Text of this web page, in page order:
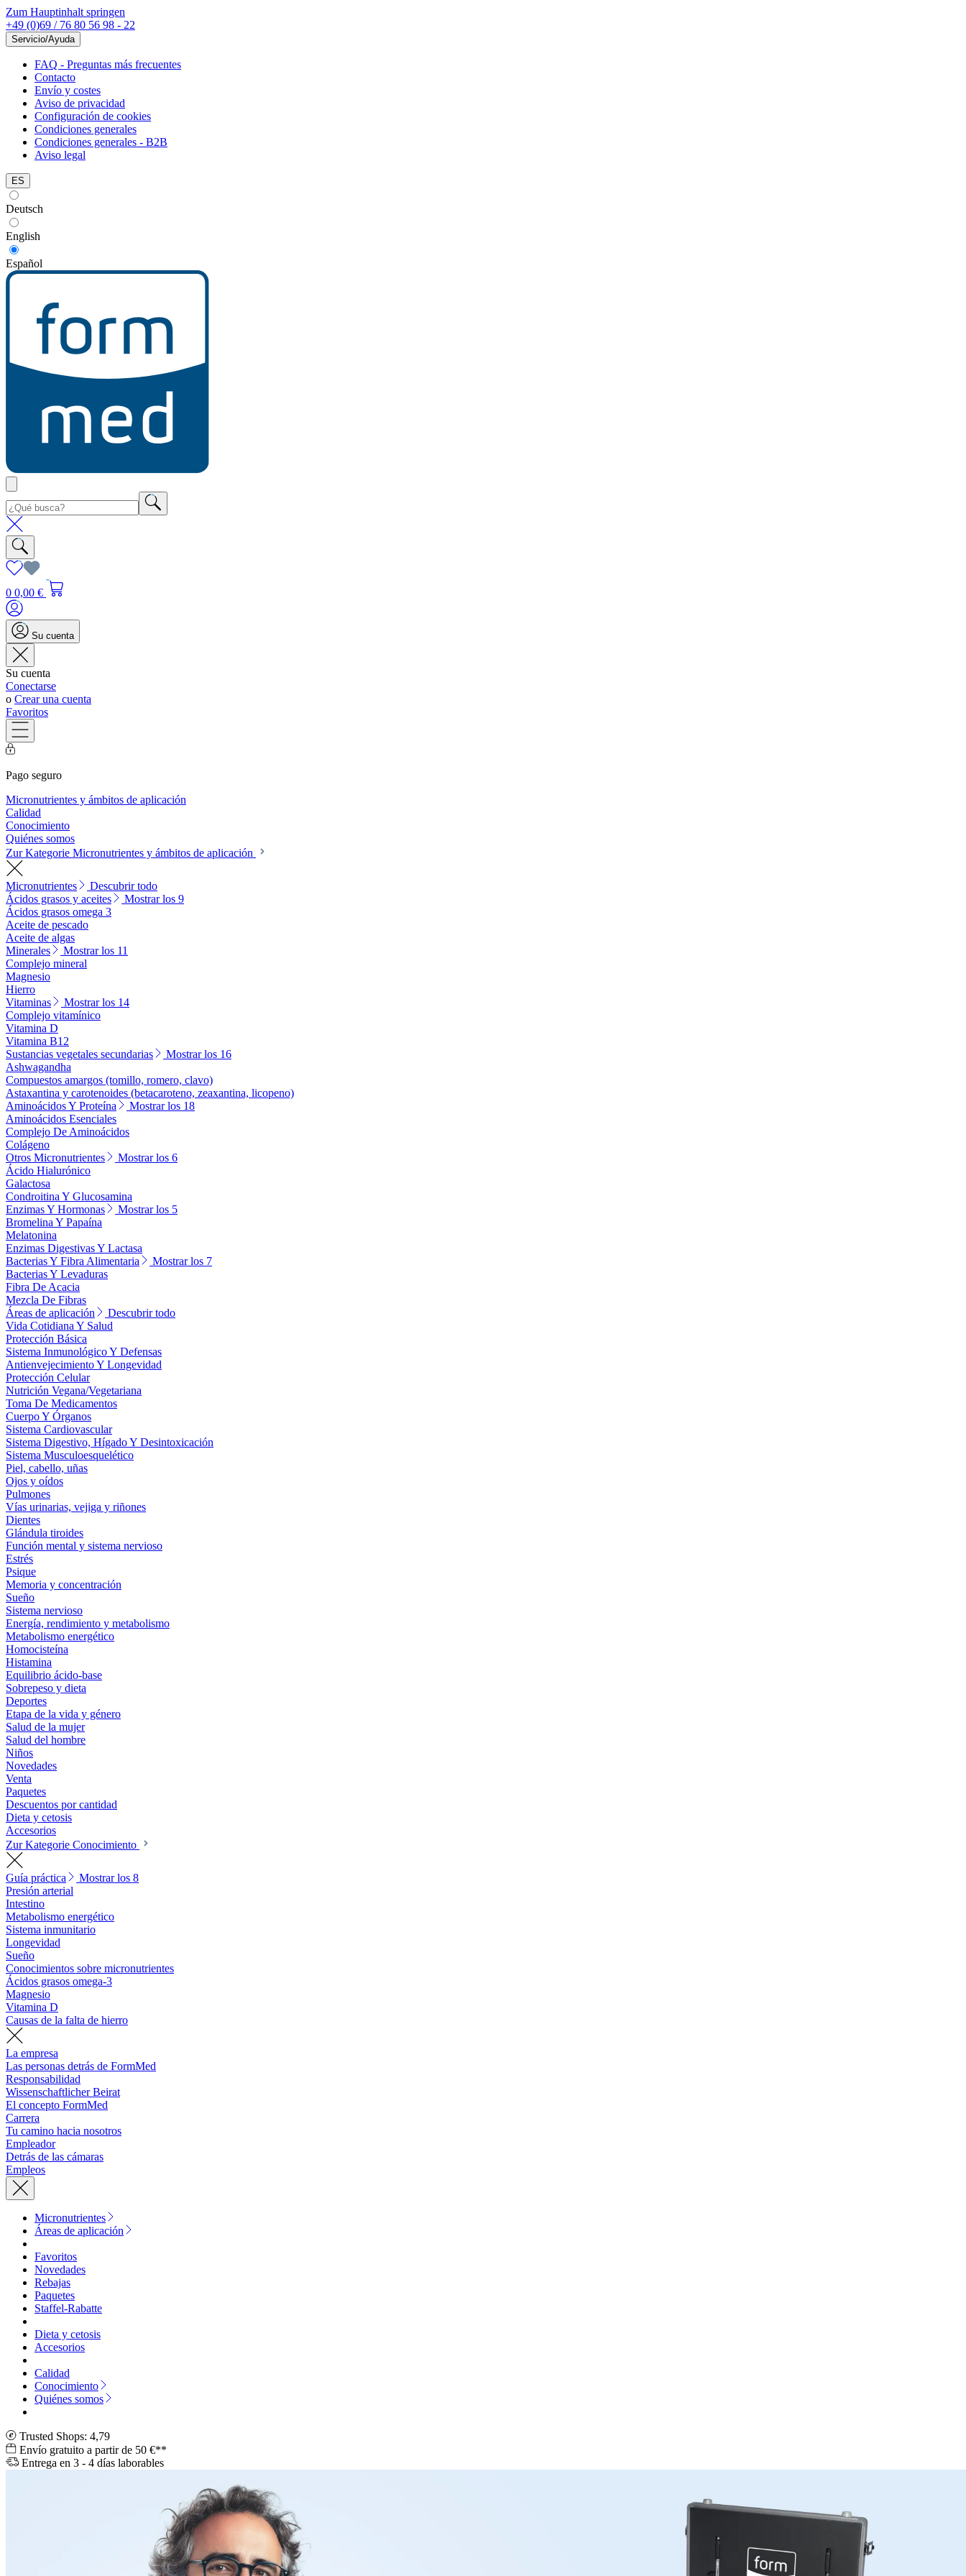
Zum Hauptinhalt springen
+49 (0)69 / 76 80 56 98 - 22
Servicio/Ayuda
FAQ - Preguntas más frecuentes
Contacto
Envío y costes
Aviso de privacidad
Configuración de cookies
Condiciones generales
Condiciones generales - B2B
Aviso legal
ES
Deutsch
English
Español
0 0,00 €
Su cuenta
Su cuenta
Conectarse
o Crear una cuenta
Favoritos
Pago seguro
Micronutrientes y ámbitos de aplicación
Calidad
Conocimiento
Quiénes somos
Zur Kategorie Micronutrientes y ámbitos de aplicación
Micronutrientes
Descubrir todo
Ácidos grasos y aceites
Mostrar los 9
Ácidos grasos omega 3
Aceite de pescado
Aceite de algas
Minerales
Mostrar los 11
Complejo mineral
Magnesio
Hierro
Vitaminas
Mostrar los 14
Complejo vitamínico
Vitamina D
Vitamina B12
Sustancias vegetales secundarias
Mostrar los 16
Ashwagandha
Compuestos amargos (tomillo, romero, clavo)
Astaxantina y carotenoides (betacaroteno, zeaxantina, licopeno)
Aminoácidos Y Proteína
Mostrar los 18
Aminoácidos Esenciales
Complejo De Aminoácidos
Colágeno
Otros Micronutrientes
Mostrar los 6
Ácido Hialurónico
Galactosa
Condroitina Y Glucosamina
Enzimas Y Hormonas
Mostrar los 5
Bromelina Y Papaína
Melatonina
Enzimas Digestivas Y Lactasa
Bacterias Y Fibra Alimentaria
Mostrar los 7
Bacterias Y Levaduras
Fibra De Acacia
Mezcla De Fibras
Áreas de aplicación
Descubrir todo
Vida Cotidiana Y Salud
Protección Básica
Sistema Inmunológico Y Defensas
Antienvejecimiento Y Longevidad
Protección Celular
Nutrición Vegana/Vegetariana
Toma De Medicamentos
Cuerpo Y Órganos
Sistema Cardiovascular
Sistema Digestivo, Hígado Y Desintoxicación
Sistema Musculoesquelético
Piel, cabello, uñas
Ojos y oídos
Pulmones
Vías urinarias, vejiga y riñones
Dientes
Glándula tiroides
Función mental y sistema nervioso
Estrés
Psique
Memoria y concentración
Sueño
Sistema nervioso
Energía, rendimiento y metabolismo
Metabolismo energético
Homocisteína
Histamina
Equilibrio ácido-base
Sobrepeso y dieta
Deportes
Etapa de la vida y género
Salud de la mujer
Salud del hombre
Niños
Novedades
Venta
Paquetes
Descuentos por cantidad
Dieta y cetosis
Accesorios
Zur Kategorie Conocimiento
Guía práctica
Mostrar los 8
Presión arterial
Intestino
Metabolismo energético
Sistema inmunitario
Longevidad
Sueño
Conocimientos sobre micronutrientes
Ácidos grasos omega-3
Magnesio
Vitamina D
Causas de la falta de hierro
La empresa
Las personas detrás de FormMed
Responsabilidad
Wissenschaftlicher Beirat
El concepto FormMed
Carrera
Tu camino hacia nosotros
Empleador
Detrás de las cámaras
Empleos
Micronutrientes
Áreas de aplicación
Favoritos
Novedades
Rebajas
Paquetes
Staffel-Rabatte
Dieta y cetosis
Accesorios
Calidad
Conocimiento
Quiénes somos
Trusted Shops: 4,79
Envío gratuito a partir de 50 €**
Entrega en 3 - 4 días laborables